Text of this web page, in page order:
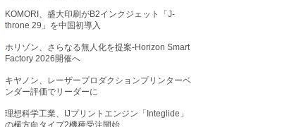
KOMORI、盛大印刷がB2インクジェット「J-
throne 29」を中国初導入
ホリゾン、さらなる無人化を提案-Horizon Smart
Factory 2026開催へ
キヤノン、レーザープロダクションプリンターベ
ンダー評価でリーダーに
理想科学工業、IJプリントエンジン「Integlide」
の横方向タイプ2機種受注開始